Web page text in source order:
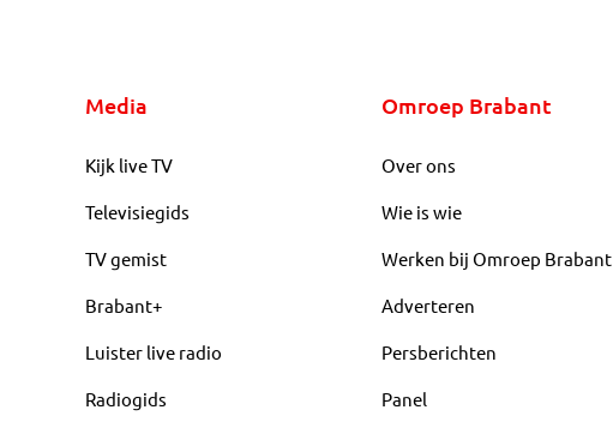
Media
Kijk live TV
Televisiegids
TV gemist
Brabant+
Luister live radio
Radiogids
Omroep Brabant
Over ons
Wie is wie
Werken bij Omroep Brabant
Adverteren
Persberichten
Panel